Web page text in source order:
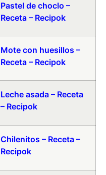
Pastel de choclo –
Receta – Recipok
Mote con huesillos –
Receta – Recipok
Leche asada – Receta
– Recipok
Chilenitos – Receta –
Recipok